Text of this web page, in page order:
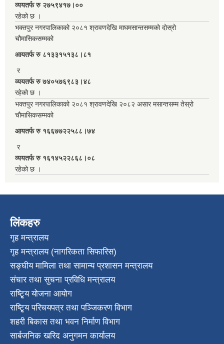
व्ययतर्फ रु २७५९४१७।००
रहेको छ ।
भक्तपुर नगरपालिकाको २०८१ श्रावणदेखि माघमसान्तसम्मको दोस्रो
चौमासिकसम्मको
आयतर्फ रु‌ ८१३३१५१३८।८१
र
व्ययतर्फ रु ७४०५७६९८३।४८
रहेको छ ।
भक्तपुर नगरपालिकाको २०८१ श्रावणदेखि २०८२ असार मसान्तसम्म तेस्रो
चौमासिकसम्मको
आयतर्फ रु‌ १६६७७२२५८८।७४
र
व्ययतर्फ रु १६१४५२२८६८।०८
रहेको छ ।
लिंकहरु
गृह मन्त्रालय
गृह मन्त्रालय (नागरिकता सिफारिस)
सङ्घीय मामिला तथा सामान्य प्रशासन मन्त्रालय
संचार तथा सुचना प्रविधि मन्त्रालय
राष्टि्ृय योजना आयोग
राष्टि्ृय परिचयपत्र तथा पञ्जिकरण विभाग
शहरी बिकास तथा भवन निर्माण विभाग
सार्बजनिक खरिद अनुगमन कार्यालय